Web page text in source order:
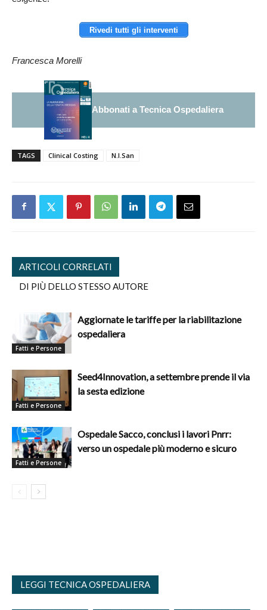
Rivedi tutti gli interventi
Francesca Morelli
Abbonati a Tecnica Ospedaliera
TAGS Clinical Costing N.I.San
ARTICOLI CORRELATI
DI PIÙ DELLO STESSO AUTORE
Fatti e Persone
Aggiornate le tariffe per la riabilitazione
ospedaliera
Fatti e Persone
Seed4Innovation, a settembre prende il via
la sesta edizione
Fatti e Persone
Ospedale Sacco, conclusi i lavori Pnrr:
verso un ospedale più moderno e sicuro
LEGGI TECNICA OSPEDALIERA